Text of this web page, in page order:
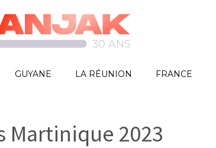
GUYANE LA RÉUNION FRANCE
Martinique 2023